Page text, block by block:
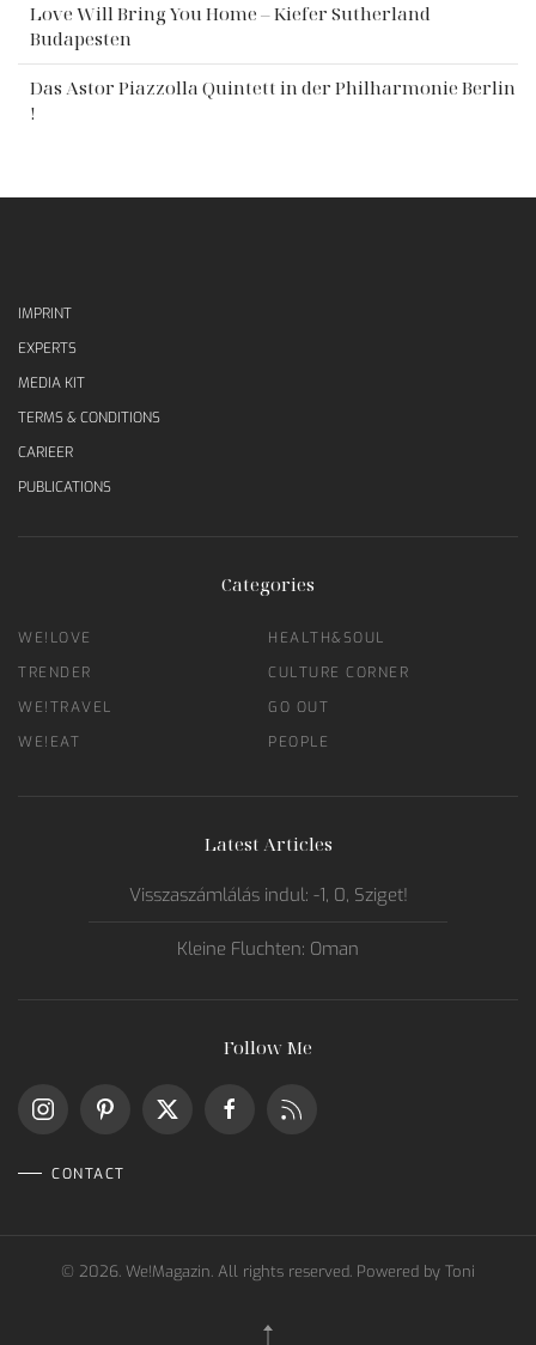
Love Will Bring You Home – Kiefer Sutherland
Budapesten
Das Astor Piazzolla Quintett in der Philharmonie Berlin
!
IMPRINT
EXPERTS
MEDIA KIT
TERMS & CONDITIONS
CARIEER
PUBLICATIONS
Categories
WE!LOVE
TRENDER
WE!TRAVEL
WE!EAT
HEALTH&SOUL
CULTURE CORNER
GO OUT
PEOPLE
Latest Articles
Visszaszámlálás indul: -1, 0, Sziget!
Kleine Fluchten: Oman
Follow Me
CONTACT
© 2026. We!Magazin. All rights reserved. Powered by Toni